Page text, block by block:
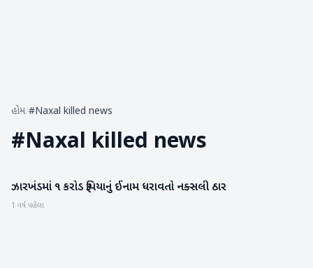
હોમ/#Naxal killed news
#Naxal killed news
રાષ્ટ્રીય
ઝારખંડમાં ૧ કરોડ રૂપિયાનું ઈનામ ધરાવતો નક્સલી ઠાર
1 વર્ષ પહેલા